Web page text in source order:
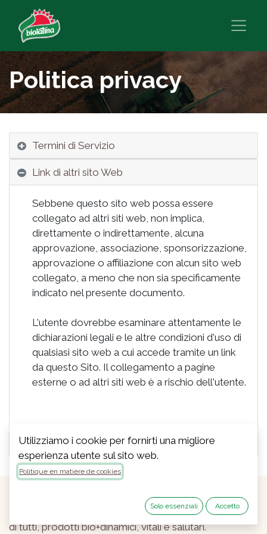
Politica privacy
Termini di Servizio
Link di altri sito Web
Sebbene questo sito web possa essere
collegato ad altri siti web, non implica,
direttamente o indirettamente, alcuna
approvazione, associazione, sponsorizzazione,
approvazione o affiliazione con alcun sito web
collegato, a meno che non sia specificamente
indicato nel presente documento.
L'utente dovrebbe esaminare attentamente le
dichiarazioni legali e le altre condizioni d'uso di
qualsiasi sito web a cui accede tramite un link
da questo Sito. Il collegamento a pagine
esterne o ad altri siti web è a rischio dell'utente.
Uso dei Cookie
Dal 1985, coltiviamo con l'obiettivo di migliorare la vita
di tutti, prodotti bio+dinamici, vitali e salutari.
Utilizziamo i cookie per fornirti una migliore
esperienza utente sul sito web.
Politique en matière de cookies
Solo essenziali Accetto